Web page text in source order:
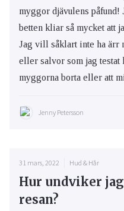
myggor djävulens påfund!
betten kliar så mycket att
Jag vill såklart inte ha ärr
eller salvor som jag testat
myggorna borta eller att
Jenny Petersson
31 mars, 2022 Hud & Hår
Hur undviker
resan?